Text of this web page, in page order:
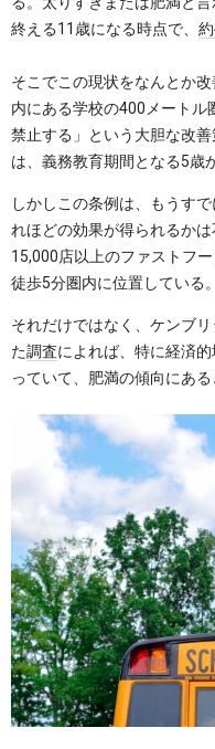
終える11歳になる時点で、
そこでこの現状をなんとか
内にある学校の400メートル
禁止する」という大胆な改
は、義務教育期間となる5歳
しかしこの条例は、もうす
れほどの効果が得られるか
15,000店以上のファストフ
徒歩5分圏内に位置している。
それだけではなく、ケンブ
た調査によれば、特に経済
っていて、肥満の傾向にある